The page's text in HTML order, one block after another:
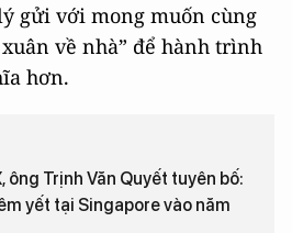
gửi với mong muốn cùng
về nhà” để hành trình
hơn.
ông Trịnh Văn Quyết tuyên bố:
yết tại Singapore vào năm